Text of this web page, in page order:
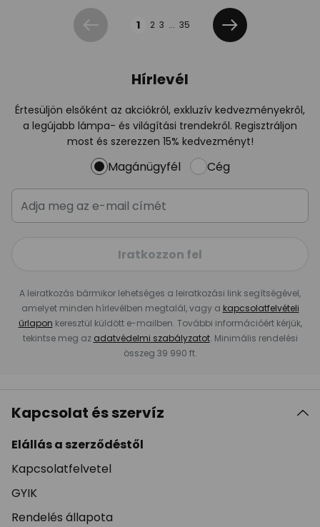
Előző 1 2 3 ... 35
Következő
Hírlevél
Értesüljön elsőként az akciókról, exkluzív kedvezményekről,
a legújabb lámpa- és világítási trendekről. Regisztráljon
most és szerezzen 15% kedvezményt!
Magánügyfél Cég
Iratkozzon fel
A leiratkozás bármikor lehetséges a leiratkozási link segítségével,
amelyet minden hírlevélben megtalál, vagy a kapcsolatfelvételi
űrlapon keresztül küldött e-mailben. További információért kérjük,
tekintse meg az adatvédelmi szabályzatot. Minimális rendelési
összeg 39 990 ft.
Kapcsolat és szervíz
Elállás a szerződéstől
Kapcsolatfelvetel
GYIK
Rendelés állapota